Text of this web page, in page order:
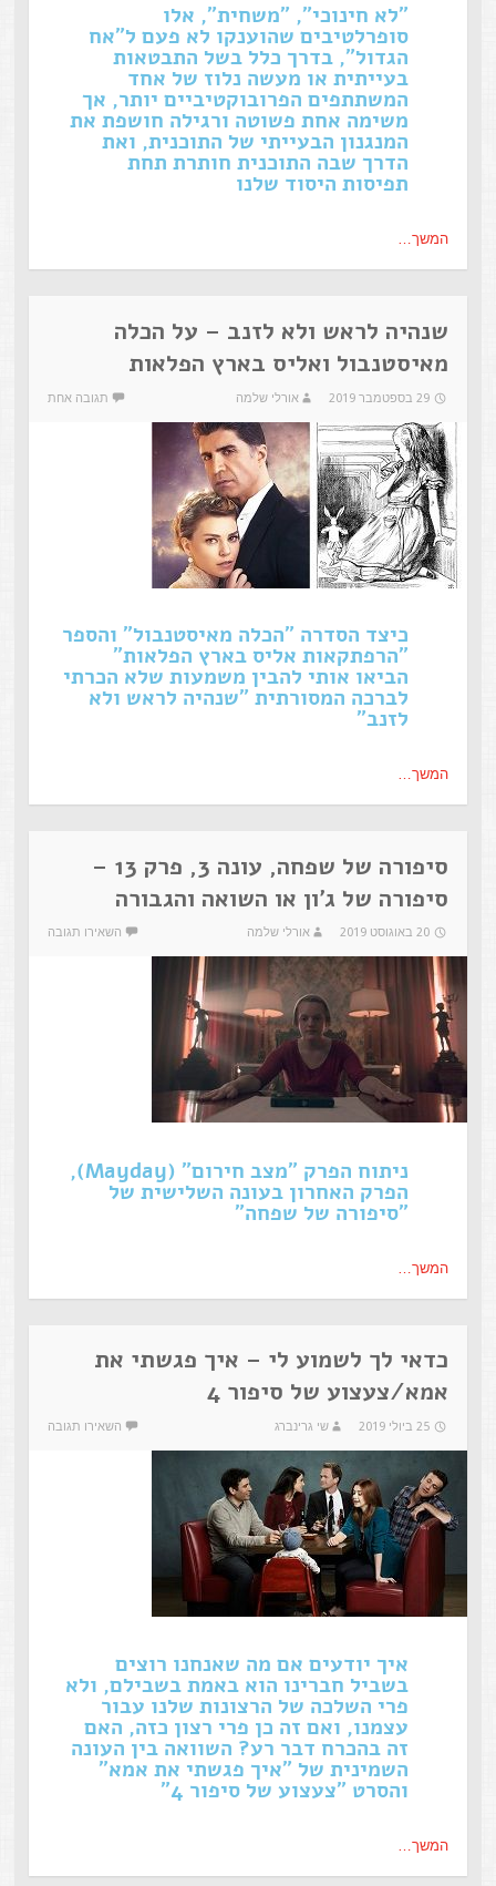
"לא חינוכי", "משחית", אלו
סופרלטיבים שהוענקו לא פעם ל"אח
הגדול", בדרך כלל בשל התבטאות
בעייתית או מעשה נלוז של אחד
המשתתפים הפרובוקטיביים יותר, אך
משימה אחת פשוטה ורגילה חושפת את
המנגנון הבעייתי של התוכנית, ואת
הדרך שבה התוכנית חותרת תחת
תפיסות היסוד שלנו
המשך…
שנהיה לראש ולא לזנב – על הכלה
מאיסטנבול ואליס בארץ הפלאות
29 בספטמבר 2019 אורלי שלמה תגובה אחת
כיצד הסדרה "הכלה מאיסטנבול" והספר
"הרפתקאות אליס בארץ הפלאות"
הביאו אותי להבין משמעות שלא הכרתי
לברכה המסורתית "שנהיה לראש ולא
לזנב"
המשך…
סיפורה של שפחה, עונה 3, פרק 13 –
סיפורה של ג'ון או השואה והגבורה
20 באוגוסט 2019 אורלי שלמה השאירו תגובה
ניתוח הפרק "מצב חירום" (Mayday),
הפרק האחרון בעונה השלישית של
"סיפורה של שפחה"
המשך…
כדאי לך לשמוע לי – איך פגשתי את
אמא/צעצוע של סיפור 4
25 ביולי 2019 שי גרינברג השאירו תגובה
איך יודעים אם מה שאנחנו רוצים
בשביל חברינו הוא באמת בשבילם, ולא
פרי השלכה של הרצונות שלנו עבור
עצמנו, ואם זה כן פרי רצון כזה, האם
זה בהכרח דבר רע? השוואה בין העונה
השמינית של "איך פגשתי את אמא"
והסרט "צעצוע של סיפור 4"
המשך…